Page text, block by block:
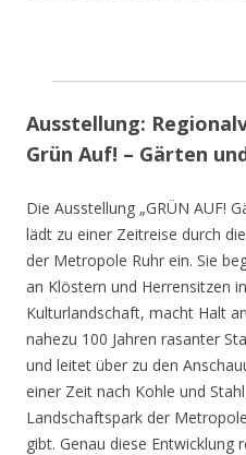
Ausstellung:
Grün Auf! – Gärten
Die Ausstellung „GRÜN AUF!
lädt zu einer Zeitreise durch
der Metropole Ruhr ein. Sie
an Klöstern und Herrensitzen
Kulturlandschaft, macht Halt
nahezu 100 Jahren rasanter
und leitet über zu den
einer Zeit nach Kohle und
Landschaftspark der
gibt. Genau diese Entwicklung